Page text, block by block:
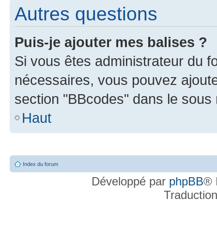
Autres questions
Puis-je ajouter mes balises ?
Si vous êtes administrateur du
nécessaires, vous pouvez
section "BBcodes" dans le
Haut
Index du forum
Développé par phpBB®